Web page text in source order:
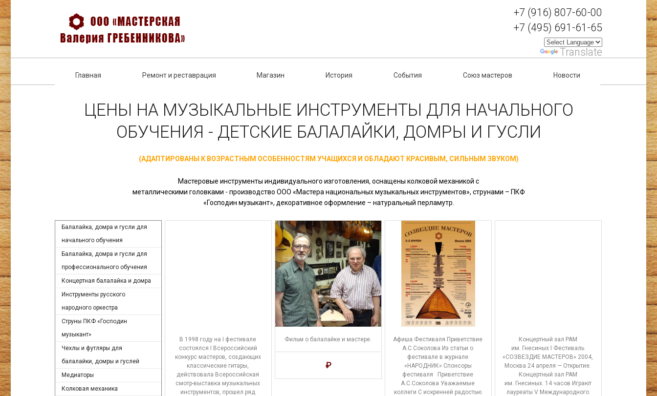
+7 (916) 807-60-00
+7 (495) 691-61-65
Translate
Главная Ремонт и реставрация Магазин История События Союз мастеров Новости
ЦЕНЫ НА МУЗЫКАЛЬНЫЕ ИНСТРУМЕНТЫ ДЛЯ НАЧАЛЬНОГО
ОБУЧЕНИЯ - ДЕТСКИЕ БАЛАЛАЙКИ, ДОМРЫ И ГУСЛИ
(АДАПТИРОВАНЫ К ВОЗРАСТНЫМ ОСОБЕННОСТЯМ УЧАЩИХСЯ И ОБЛАДАЮТ КРАСИВЫМ, СИЛЬНЫМ ЗВУКОМ)
Мастеровые инструменты индивидуального изготовления, оснащены колковой механикой с
металлическими головками - производство ООО «Мастера национальных музыкальных инструментов», струнами – ПКФ
«Господин музыкант», декоративное оформление – натуральный перламутр.
Балалайка, домра и гусли для
начального обучения
Балалайка, домра и гусли для
профессионального обучения
Концертная балалайка и домра
Инструменты русского
народного оркестра
Струны ПКФ «Господин
музыкант»
Чехлы и футляры для
балалайки, домры и гуслей
Медиаторы
Колковая механика
В 1998 году на I фестивале
состоялся I Всероссийский
конкурс мастеров, создающих
классические гитары,
действовала Всероссийская
смотр-выставка музыкальных
инструментов, прошел ряд
Фильм о балалайке и мастере.
₽
Афиша Фестиваля Приветствие
А.С.Соколова Из статьи о
фестивале в журнале
«НАРОДНИК» Спонсоры
фестиваля Приветствие
А.С.Соколова Уважаемые
коллеги С искренней радостью
Концертный зал РАМ
им. Гнесиных I Фестиваль
«СОЗВЕЗДИЕ МАСТЕРОВ» 2004,
Москва 24 апреля — Открытие.
Концертный зал РАМ
им. Гнесиных. 14 часов Играют
лауреаты V Международного